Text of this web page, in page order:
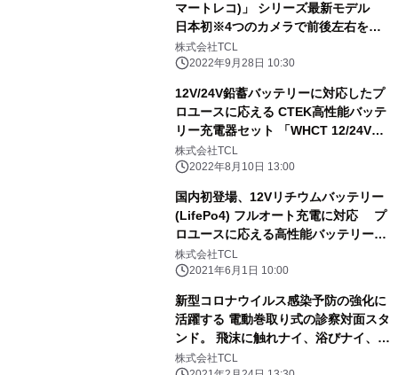
マートレコ)」 シリーズ最新モデル
日本初※4つのカメラで前後左右を同
時録画できる機能を持つ
「PERFECT4」発売
株式会社TCL
2022年9月28日 10:30
12V/24V鉛蓄バッテリーに対応したプ
ロユースに応える CTEK高性能バッテ
リー充電器セット 「WHCT 12/24V」
を8/10販売開始
株式会社TCL
2022年8月10日 13:00
国内初登場、12Vリチウムバッテリー
(LifePo4) フルオート充電に対応 プ
ロユースに応える高性能バッテリー充
電器 CTEK「PRO25S JP」を発売
株式会社TCL
2021年6月1日 10:00
新型コロナウイルス感染予防の強化に
活躍する 電動巻取り式の診察対面スタ
ンド。 飛沫に触れナイ、浴びナイ、手
間いらナイを実現した 『ABINAI(アビ
株式会社TCL